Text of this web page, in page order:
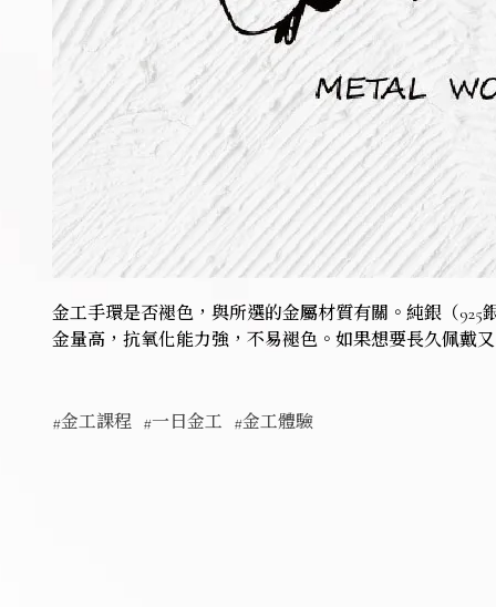
金工手環是否褪色，與所選的金屬材質有關。純銀（
金量高，抗氧化能力強，不易褪色。如果想要長久佩戴
#金工課程 #一日金工 #金工體驗